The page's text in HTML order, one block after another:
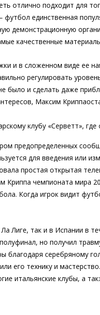
отлично подходит для
единственная
демонстрационную
качественные
и в сложенном виде ее
регулировать
было и сделать даже
Максим
клубу «Серветт»,
предопределенных
для введения или
простая открытая
чемпионата мира
Когда игрок видит
Лиге, так и в Испании в
но получил
благодаря серебряному
его технику и
итальянские клубы, а